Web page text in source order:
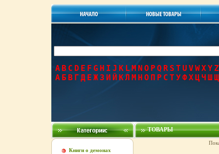
A B C D E F G H I J K L M N O P Q R S T U V WXYZ
А Б В Г Д Е Ж З И Й КЛ М Н О П Р С Т УФХЦЧ Ш Щ
Книги о демонах
ТОВАРЫ